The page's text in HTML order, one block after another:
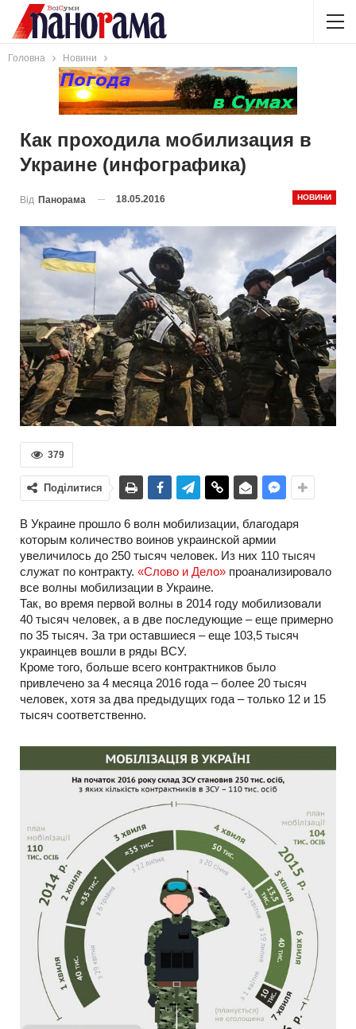
Головна Новини
Как проходила мобилизация в
Украине (инфографика)
НОВИНИ
Від Панорама 18.05.2016
379
Поділитися
В Украине прошло 6 волн мобилизации, благодаря
которым количество воинов украинской армии
увеличилось до 250 тысяч человек. Из них 110 тысяч
служат по контракту. «Слово и Дело» проанализировало
все волны мобилизации в Украине.
Так, во время первой волны в 2014 году мобилизовали
40 тысяч человек, а в две последующие – еще примерно
по 35 тысяч. За три оставшиеся – еще 103,5 тысяч
украинцев вошли в ряды ВСУ.
Кроме того, больше всего контрактников было
привлечено за 4 месяца 2016 года – более 20 тысяч
человек, хотя за два предыдущих года – только 12 и 15
тысяч соответственно.